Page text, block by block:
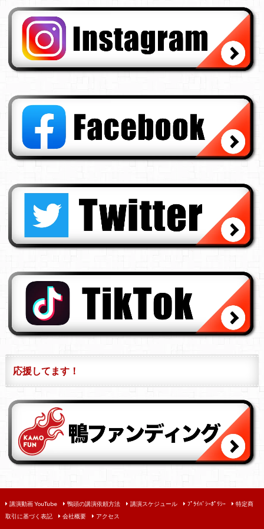
応援してます！
講演動画 YouTube 鴨頭の講演依頼方法 講演スケジュール ﾌﾟﾗｲﾊﾞｼｰﾎﾟﾘｼｰ
特定商
取引に基づく表記
会社概要 アクセス